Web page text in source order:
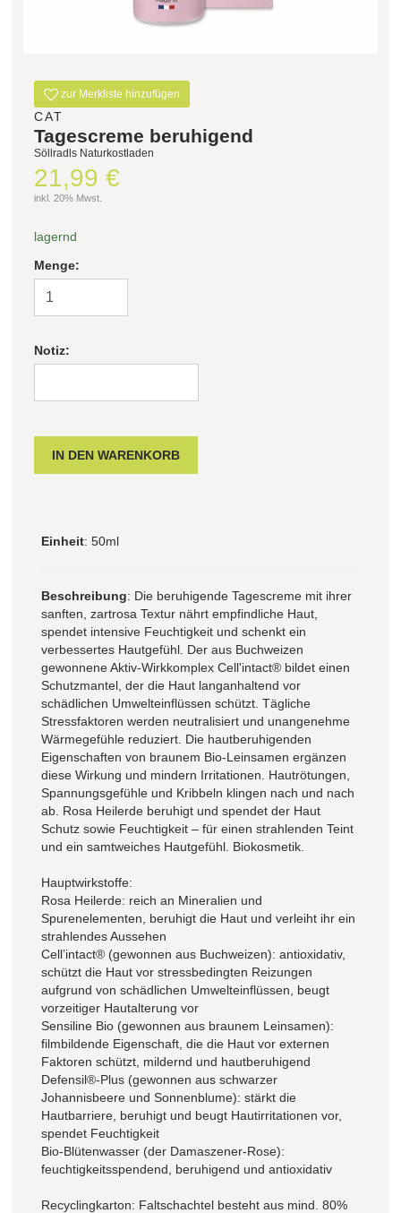
zur Merkliste hinzufügen
CAT
Tagescreme beruhigend
Söllradls Naturkostladen
21,99 €
inkl. 20% Mwst.
lagernd
Menge:
Notiz:
Einheit: 50ml
Beschreibung: Die beruhigende Tagescreme mit ihrer
sanften, zartrosa Textur nährt empfindliche Haut,
spendet intensive Feuchtigkeit und schenkt ein
verbessertes Hautgefühl. Der aus Buchweizen
gewonnene Aktiv-Wirkkomplex Cell'intact® bildet einen
Schutzmantel, der die Haut langanhaltend vor
schädlichen Umwelteinflüssen schützt. Tägliche
Stressfaktoren werden neutralisiert und unangenehme
Wärmegefühle reduziert. Die hautberuhigenden
Eigenschaften von braunem Bio-Leinsamen ergänzen
diese Wirkung und mindern Irritationen. Hautrötungen,
Spannungsgefühle und Kribbeln klingen nach und nach
ab. Rosa Heilerde beruhigt und spendet der Haut
Schutz sowie Feuchtigkeit – für einen strahlenden Teint
und ein samtweiches Hautgefühl. Biokosmetik.
Hauptwirkstoffe:
Rosa Heilerde: reich an Mineralien und
Spurenelementen, beruhigt die Haut und verleiht ihr ein
strahlendes Aussehen
Cell’intact® (gewonnen aus Buchweizen): antioxidativ,
schützt die Haut vor stressbedingten Reizungen
aufgrund von schädlichen Umwelteinflüssen, beugt
vorzeitiger Hautalterung vor
Sensiline Bio (gewonnen aus braunem Leinsamen):
filmbildende Eigenschaft, die die Haut vor externen
Faktoren schützt, mildernd und hautberuhigend
Defensil®-Plus (gewonnen aus schwarzer
Johannisbeere und Sonnenblume): stärkt die
Hautbarriere, beruhigt und beugt Hautirritationen vor,
spendet Feuchtigkeit
Bio-Blütenwasser (der Damaszener-Rose):
feuchtigkeitsspendend, beruhigend und antioxidativ
Recyclingkarton: Faltschachtel besteht aus mind. 80%